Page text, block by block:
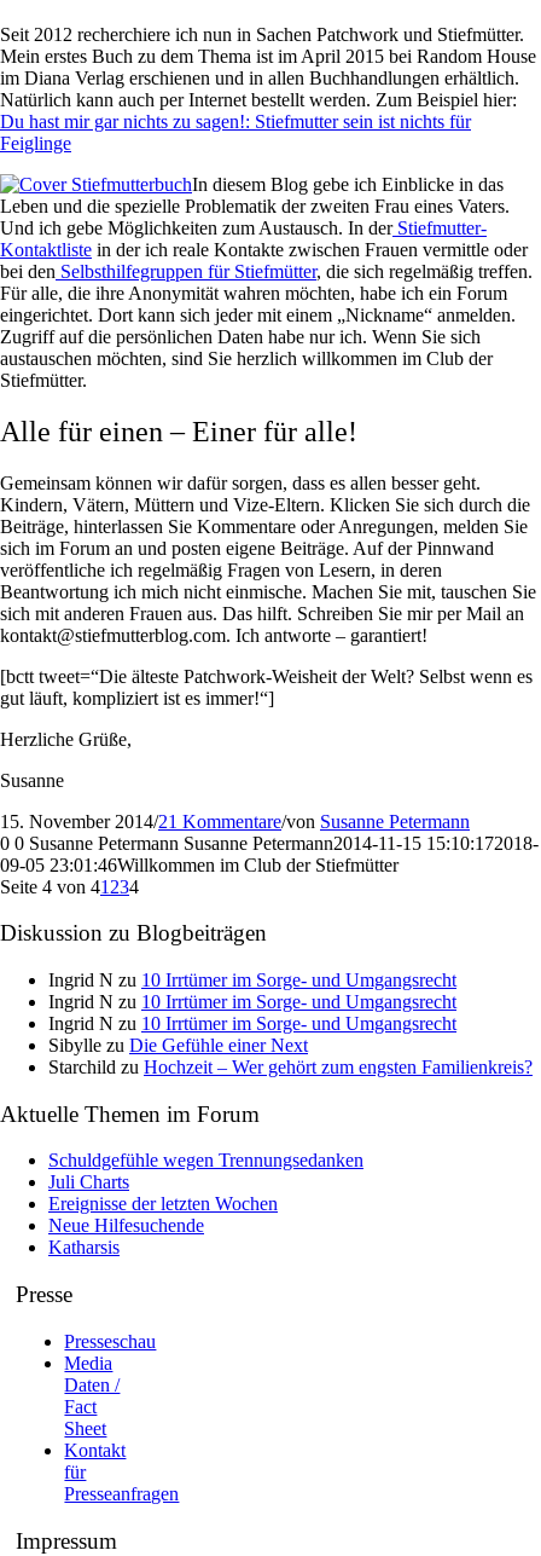
Seit 2012 recherchiere ich nun in Sachen Patchwork und Stiefmütter.
Mein erstes Buch zu dem Thema ist im April 2015 bei Random House
im Diana Verlag erschienen und in allen Buchhandlungen erhältlich.
Natürlich kann auch per Internet bestellt werden. Zum Beispiel hier:
Du hast mir gar nichts zu sagen!: Stiefmutter sein ist nichts für
Feiglinge
In diesem Blog gebe ich Einblicke in das
Leben und die spezielle Problematik der zweiten Frau eines Vaters.
Und ich gebe Möglichkeiten zum Austausch. In derStiefmutter-
Kontaktliste in der ich reale Kontakte zwischen Frauen vermittle oder
bei den Selbsthilfegruppen für Stiefmütter, die sich regelmäßig treffen.
Für alle, die ihre Anonymität wahren möchten, habe ich ein Forum
eingerichtet. Dort kann sich jeder mit einem „Nickname“ anmelden.
Zugriff auf die persönlichen Daten habe nur ich. Wenn Sie sich
austauschen möchten, sind Sie herzlich willkommen im Club der
Stiefmütter.
Alle für einen – Einer für alle!
Gemeinsam können wir dafür sorgen, dass es allen besser geht.
Kindern, Vätern, Müttern und Vize-Eltern. Klicken Sie sich durch die
Beiträge, hinterlassen Sie Kommentare oder Anregungen, melden Sie
sich im Forum an und posten eigene Beiträge. Auf der Pinnwand
veröffentliche ich regelmäßig Fragen von Lesern, in deren
Beantwortung ich mich nicht einmische. Machen Sie mit, tauschen Sie
sich mit anderen Frauen aus. Das hilft. Schreiben Sie mir per Mail an
kontakt@stiefmutterblog.com. Ich antworte – garantiert!
[bctt tweet=“Die älteste Patchwork-Weisheit der Welt? Selbst wenn es
gut läuft, kompliziert ist es immer!“]
Herzliche Grüße,
Susanne
15. November 2014/21 Kommentare/von Susanne Petermann
0 0 Susanne Petermann Susanne Petermann2014-11-15 15:10:172018-
09-05 23:01:46Willkommen im Club der Stiefmütter
Seite 4 von 41 234
Diskussion zu Blogbeiträgen
Ingrid N zu 10 Irrtümer im Sorge- und Umgangsrecht
Ingrid N zu 10 Irrtümer im Sorge- und Umgangsrecht
Ingrid N zu 10 Irrtümer im Sorge- und Umgangsrecht
Sibylle zu Die Gefühle einer Next
Starchild zu Hochzeit – Wer gehört zum engsten Familienkreis?
Aktuelle Themen im Forum
Schuldgefühle wegen Trennungsedanken
Juli Charts
Ereignisse der letzten Wochen
Neue Hilfesuchende
Katharsis
Presse
Presseschau
Media
Daten /
Fact
Sheet
Kontakt
für
Presseanfragen
Impressum